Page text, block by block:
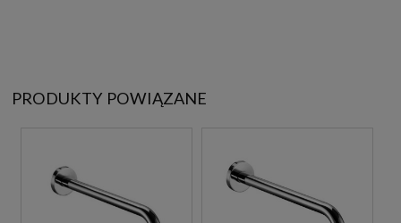
PRODUKTY POWIĄZANE